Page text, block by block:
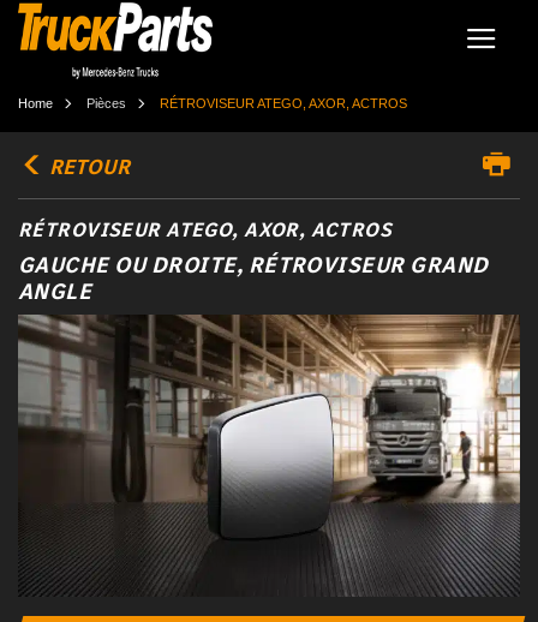
Home Pièces RÉTROVISEUR ATEGO, AXOR, ACTROS
RETOUR
RÉTROVISEUR ATEGO, AXOR, ACTROS
GAUCHE OU DROITE, RÉTROVISEUR GRAND
ANGLE